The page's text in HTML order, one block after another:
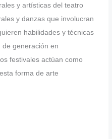
y artísticas del teatro
y danzas que involucran
habilidades y técnicas
generación en
festivales actúan como
forma de arte